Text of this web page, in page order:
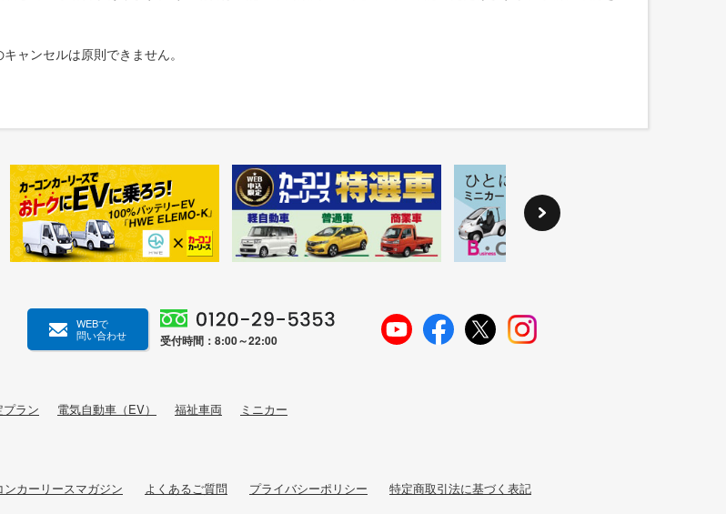
ャンセルは原則できません。
WEBで
問い合わせ
受付時間：8:00～22:00
ラン 電気自動車（EV） 福祉車両 ミニカー
ンカーリースマガジン よくあるご質問 プライバシーポリシー
特定商取引法に基づく表記